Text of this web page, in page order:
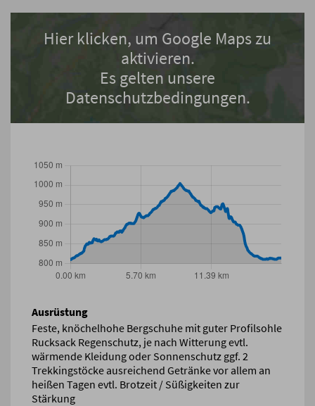
Hier klicken, um Google Maps zu
aktivieren.
Es gelten unsere
Datenschutzbedingungen.
Ausrüstung
Feste, knöchelhohe Bergschuhe mit guter Profilsohle
Rucksack Regenschutz, je nach Witterung evtl.
wärmende Kleidung oder Sonnenschutz ggf. 2
Trekkingstöcke ausreichend Getränke vor allem an
heißen Tagen evtl. Brotzeit / Süßigkeiten zur
Stärkung